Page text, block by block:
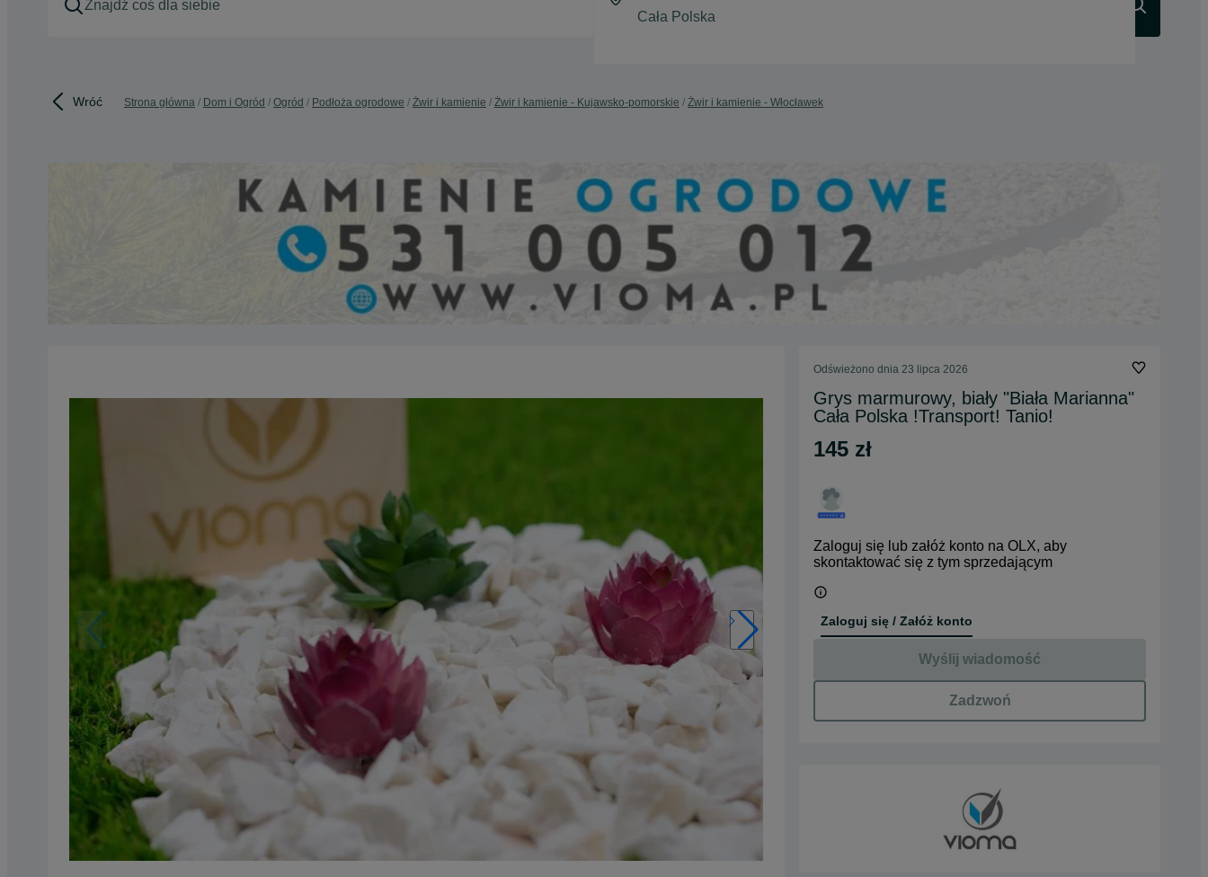
Wróć Strona główna Dom i Ogród Ogród Podłoża ogrodowe Żwir i kamienie Żwir i kamienie - Kujawsko-pomorskie Żwir i kamienie - Włocławek
Odświeżono dnia 23 lipca 2026
Grys marmurowy, biały "Biała Marianna"
Cała Polska !Transport! Tanio!
145 zł
Zaloguj się lub załóż konto na OLX, aby
skontaktować się z tym sprzedającym
Zaloguj się / Załóż konto
Wyślij wiadomość
Zadzwoń